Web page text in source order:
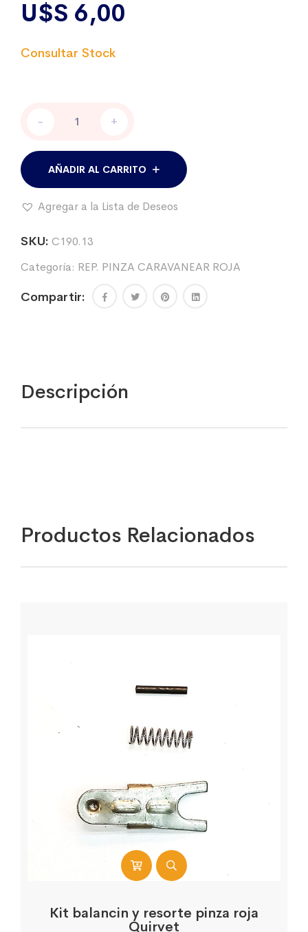
U$S 6,00
plastico
caravanear
ROJA
cantidad
- +
AÑADIR AL CARRITO
Agregar a la Lista de Deseos
SKU: C190.13
Categoría: REP. PINZA CARAVANEAR ROJA
Compartir:
Descripción
Productos Relacionados
Kit balancin y resorte pinza roja
Quirvet